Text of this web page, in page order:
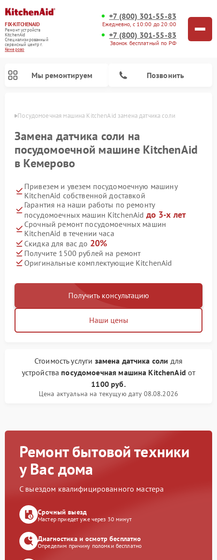
FIX-KITCHENAID
Ремонт устройств
KitchenAid
Специализированный
cервисный центр г.
Кемерово
+7 (800) 301-55-83
Ежедневно, с 10:00 до 20:00
+7 (800) 301-55-83
Звонок бесплатный по РФ
Мы ремонтируем Позвонить
Посудомоечная машина KitchenAid замена датчика соли
Замена датчика соли на
посудомоечной машине KitchenAid
в Кемерово
Привезем и увезем посудомоечную машину
KitchenAid собственной доставкой
Гарантия на наши работы по ремонту
посудомоечных машин KitchenAid до 3-х лет
Срочный ремонт посудомоечных машин
KitchenAid в течении часа
Скидка для вас до 20%
Получите 1500 рублей на ремонт
Оригинальные комплектующие KitchenAid
Получить консультацию
Наши цены
Стоимость услуги замена датчика соли для
устройства посудомоечная машина KitchenAid от
1100 руб.
Цена актуальна на текущую дату 08.08.2026
Ремонт бытовой техники
у Вас дома
С выездом квалифицированного мастера
Срочный выезд
Мастер приедет уже через 30 минут
Диагностика и осмотр бесплатно
Определим причину поломки бесплатно